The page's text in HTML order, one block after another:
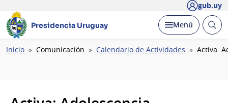
gub.uy
Presidencia Uruguay Desplegar
Menú Abrir
Ruta
Inicio Comunicación Calendario de Actividades Activa: